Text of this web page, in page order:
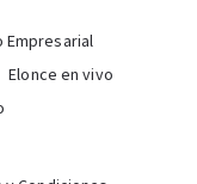
Empresarial
Elonce en vivo